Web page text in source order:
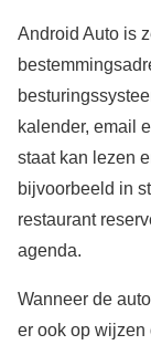
Android Auto is
kalender, email
staat kan lezen
bijvoorbeeld in
restaurant
agenda.
Wanneer de
er ook op wijzen